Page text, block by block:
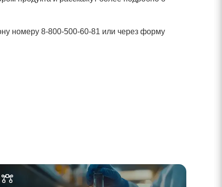
номеру 8-800-500-60-81 или через форму